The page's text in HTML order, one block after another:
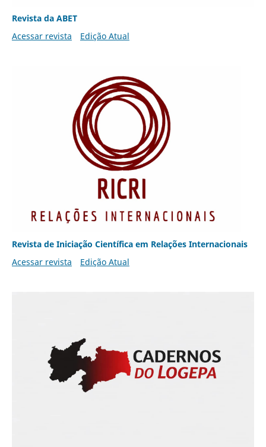
Revista da ABET
Acessar revista
Edição Atual
Revista de Iniciação Científica em Relações Internacionais
Acessar revista
Edição Atual